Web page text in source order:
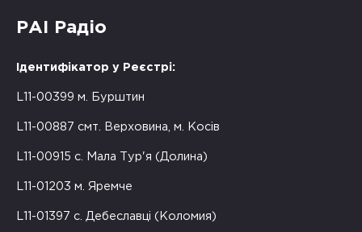
РАІ Радіо
Ідентифікатор у Реєстрі:
L11-00399 м. Бурштин
L11-00887 смт. Верховина, м. Косів
L11-00915 с. Мала Тур'я (Долина)
L11-01203 м. Яремче
L11-01397 с. Дебеславці (Коломия)